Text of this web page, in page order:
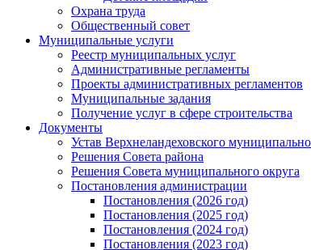
Охрана труда
Общественный совет
Муниципальные услуги
Реестр муниципальных услуг
Административные регламенты
Проекты административных регламентов
Муниципальные задания
Получение услуг в сфере строительства
Документы
Устав Верхнеландеховского
Решения Совета района
Решения Совета муниципального округа
Постановления администрации
Постановления (2026 год)
Постановления (2025 год)
Постановления (2024 год)
Постановления (2023 год)